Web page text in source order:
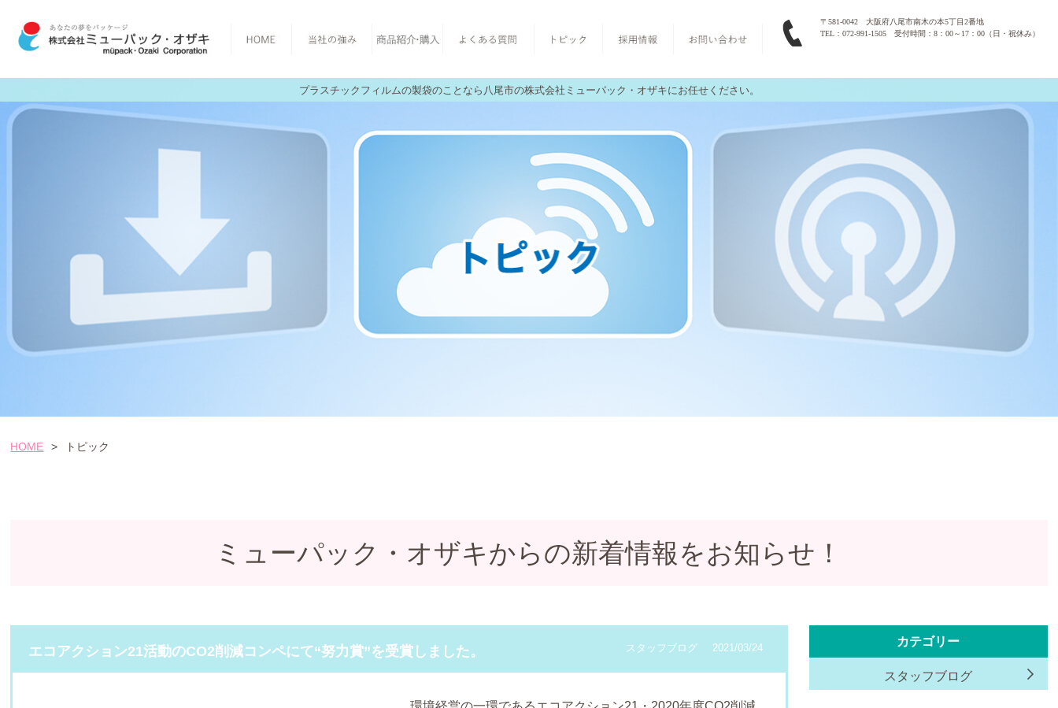
〒581-0042 大阪府八尾市南木の本5丁目2番地
TEL：072-991-1505 受付時間：8：00～17：00（日・祝休み）
プラスチックフィルムの製袋のことなら八尾市の株式会社ミューパック・オザキにお任せください。
HOME > トピック
ミューパック・オザキからの新着情報をお知らせ！
エコアクション21活動のCO2削減コンペにて“努力賞”を受賞しました。 2021/03/24
スタッフブログ カテゴリー
スタッフブログ